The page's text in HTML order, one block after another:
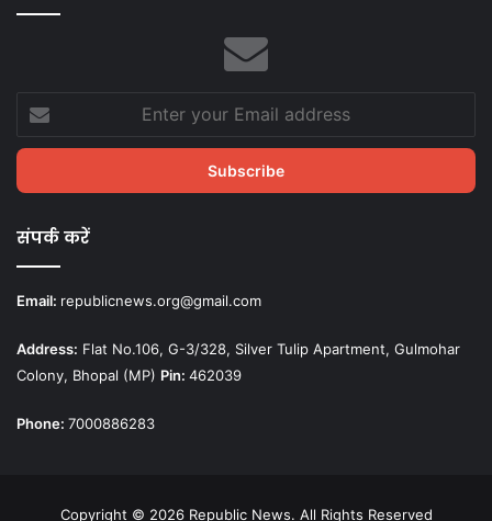
your
Email
संपर्क करें
Email: republicnews.org@gmail.com
Address: Flat No.106, G-3/328, Silver Tulip Apartment, Gulmohar
Colony, Bhopal (MP) Pin: 462039
Phone: 7000886283
Copyright © 2026 Republic News. All Rights Reserved